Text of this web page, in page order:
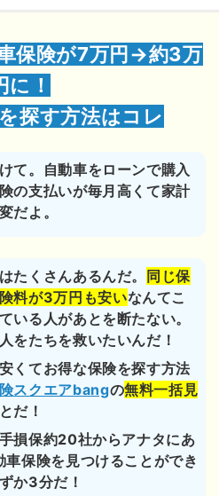
保険が7万円→約3万
に！
探す方法はコレ
て。自動車をローンで購入
の支払いが毎月高くて家計
だよ。
たくさんあるんだ。 同じ保
料が3万円も安いなんてこ
いる人があとを断たない。
をたちを救いたいんだ！
くてお得な保険を探す方法
スクエアbangの無料一括見
だ！
損保約20社からアナタにあ
車保険を見つけることができ
か3分だ！